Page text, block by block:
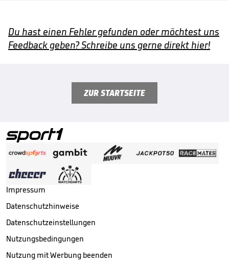
Du hast einen Fehler gefunden oder möchtest uns
Feedback geben? Schreibe uns gerne direkt hier!
ZUR STARTSEITE
Impressum
Datenschutzhinweise
Datenschutzeinstellungen
Nutzungsbedingungen
Nutzung mit Werbung beenden